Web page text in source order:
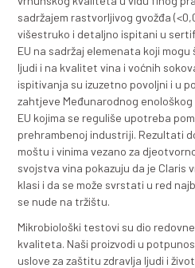
preko 90% što ih svrstava
kategoriji.
Zalihe visokokvalitetnog
stabilnu isporuku
VRHUNSKI
Claris
voćnih sokova. Izrađen je
vrhunskog kvaliteta u vidu